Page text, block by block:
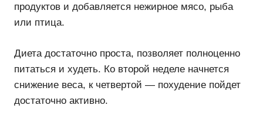
продуктов и добавляется нежирное мясо, рыба
или птица.
Диета достаточно проста, позволяет полноценно
питаться и худеть. Ко второй неделе начнется
снижение веса, к четвертой — похудение пойдет
достаточно активно.